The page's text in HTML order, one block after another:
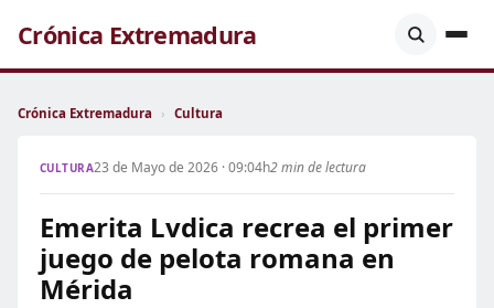
Crónica Extremadura
Crónica Extremadura › Cultura
CULTURA23 de Mayo de 2026 · 09:04h2 min de lectura
Emerita Lvdica recrea el primer
juego de pelota romana en
Mérida